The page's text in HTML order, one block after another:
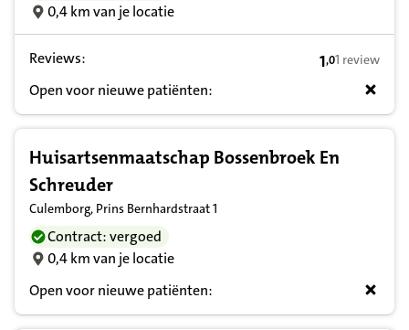
0,4 km van je locatie
Reviews: 1,0 op basis
1,01 review
Open voor nieuwe patiënten:
Huisartsenmaatschap Bossenbroek En
Schreuder
Culemborg, Prins Bernhardstraat 1
Contract: vergoed
0,4 km van je locatie
Open voor nieuwe patiënten: